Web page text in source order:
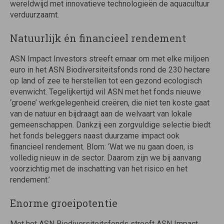
wereldwijd met innovatieve technologieën de aquacultuur
verduurzaamt.
Natuurlijk én financieel rendement
ASN Impact Investors streeft ernaar om met elke miljoen
euro in het ASN Biodiversiteitsfonds rond de 230 hectare
op land of zee te herstellen tot een gezond ecologisch
evenwicht. Tegelijkertijd wil ASN met het fonds nieuwe
‘groene’ werkgelegenheid creëren, die niet ten koste gaat
van de natuur en bijdraagt aan de welvaart van lokale
gemeenschappen. Dankzij een zorgvuldige selectie biedt
het fonds beleggers naast duurzame impact ook
financieel rendement. Blom: ‘Wat we nu gaan doen, is
volledig nieuw in de sector. Daarom zijn we bij aanvang
voorzichtig met de inschatting van het risico en het
rendement.’
Enorme groeipotentie